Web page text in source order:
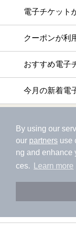
By using our
our partners use
ng and enhance
ces.
Learn more
電子チケット
クーポンが利
おすすめ電子
今月の新着電
ニフティ温泉
体験レポート
口コミを見る